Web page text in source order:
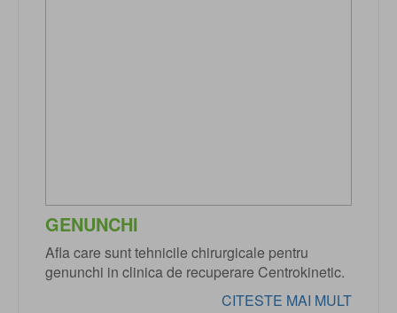
GENUNCHI
Afla care sunt tehnicile chirurgicale pentru
genunchi in clinica de recuperare Centrokinetic.
CITESTE MAI MULT